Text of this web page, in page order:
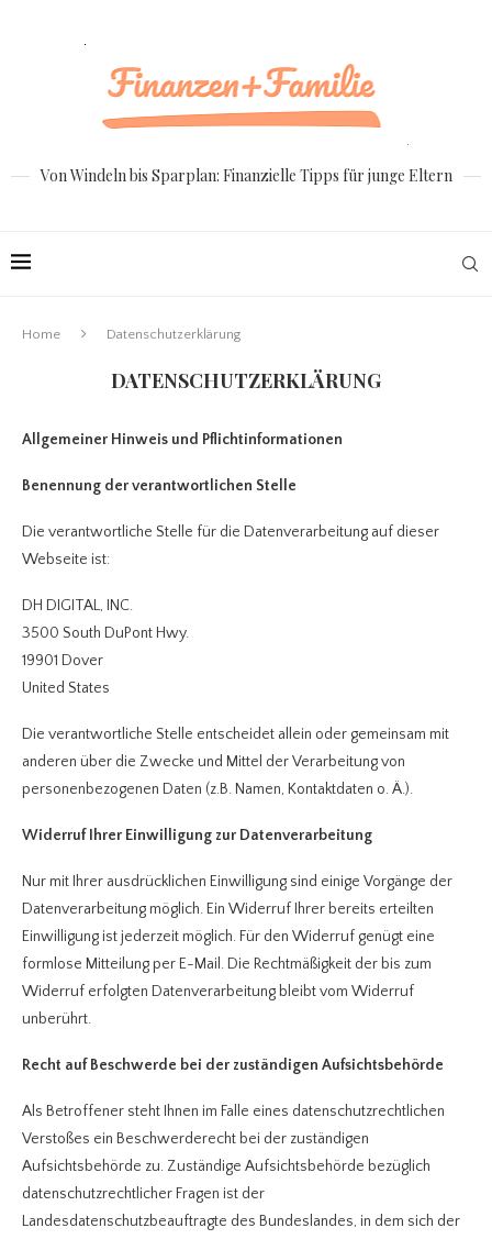
Von Windeln bis Sparplan: Finanzielle Tipps für junge Eltern
Home Datenschutzerklärung
DATENSCHUTZERKLÄRUNG
Allgemeiner Hinweis und Pflichtinformationen
Benennung der verantwortlichen Stelle
Die verantwortliche Stelle für die Datenverarbeitung auf dieser
Webseite ist:
DH DIGITAL, INC.
3500 South DuPont Hwy.
19901 Dover
United States
Die verantwortliche Stelle entscheidet allein oder gemeinsam mit
anderen über die Zwecke und Mittel der Verarbeitung von
personenbezogenen Daten (z.B. Namen, Kontaktdaten o. Ä.).
Widerruf Ihrer Einwilligung zur Datenverarbeitung
Nur mit Ihrer ausdrücklichen Einwilligung sind einige Vorgänge der
Datenverarbeitung möglich. Ein Widerruf Ihrer bereits erteilten
Einwilligung ist jederzeit möglich. Für den Widerruf genügt eine
formlose Mitteilung per E-Mail. Die Rechtmäßigkeit der bis zum
Widerruf erfolgten Datenverarbeitung bleibt vom Widerruf
unberührt.
Recht auf Beschwerde bei der zuständigen Aufsichtsbehörde
Als Betroffener steht Ihnen im Falle eines datenschutzrechtlichen
Verstoßes ein Beschwerderecht bei der zuständigen
Aufsichtsbehörde zu. Zuständige Aufsichtsbehörde bezüglich
datenschutzrechtlicher Fragen ist der
Landesdatenschutzbeauftragte des Bundeslandes, in dem sich der